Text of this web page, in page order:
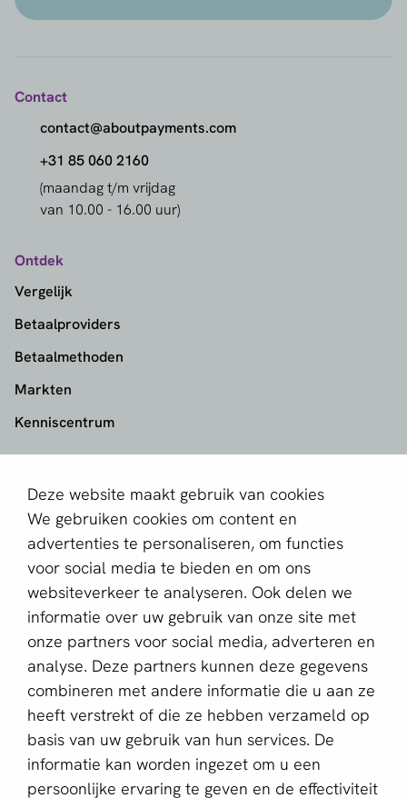
Deze website maakt gebruik van cookies
We gebruiken cookies om content en
advertenties te personaliseren, om functies
voor social media te bieden en om ons
websiteverkeer te analyseren. Ook delen we
informatie over uw gebruik van onze site met
onze partners voor social media, adverteren en
analyse. Deze partners kunnen deze gegevens
combineren met andere informatie die u aan ze
heeft verstrekt of die ze hebben verzameld op
basis van uw gebruik van hun services. De
informatie kan worden ingezet om u een
persoonlijke ervaring te geven en de effectiviteit
Contact
contact@aboutpayments.com
+31 85 060 2160
(maandag t/m vrijdag
van 10.00 - 16.00 uur)
Ontdek
Vergelijk
Betaalproviders
Betaalmethoden
Markten
Kenniscentrum
Contact
Over ons
Partner worden
Schrijf je in voor de nieuwsbrief
E-mailadres *
Deze website wordt beschermd door reCAPTCHA en het
Privacybeleid
en de Servicevoorwaarden
van toepassing.